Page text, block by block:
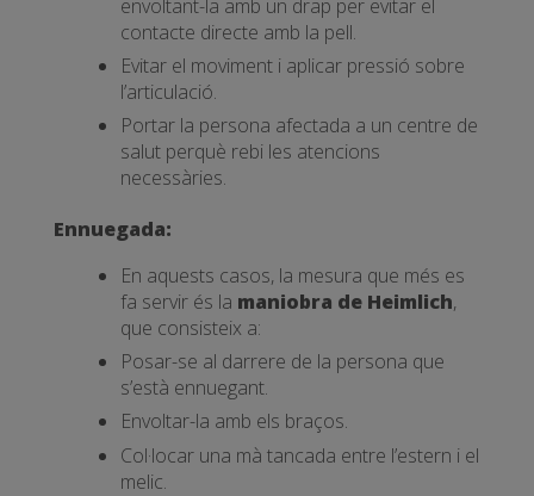
envoltant-la amb un drap per evitar el
contacte directe amb la pell.
Evitar el moviment i aplicar pressió sobre
l’articulació.
Portar la persona afectada a un centre de
salut perquè rebi les atencions
necessàries.
Ennuegada:
En aquests casos, la mesura que més es
fa servir és la maniobra de Heimlich,
que consisteix a:
Posar-se al darrere de la persona que
s’està ennuegant.
Envoltar-la amb els braços.
Col·locar una mà tancada entre l’estern i el
melic.